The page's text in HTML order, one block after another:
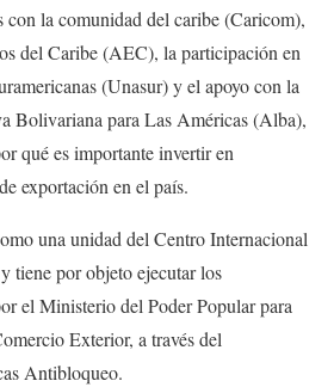
con la comunidad del caribe (Caricom),
del Caribe (AEC), la participación en
(Unasur) y el apoyo con la
Bolivariana para Las Américas (Alba),
qué es importante invertir en
exportación en el país.
una unidad del Centro Internacional
tiene por objeto ejecutar los
el Ministerio del Poder Popular para
Exterior, a través del
Antibloqueo.